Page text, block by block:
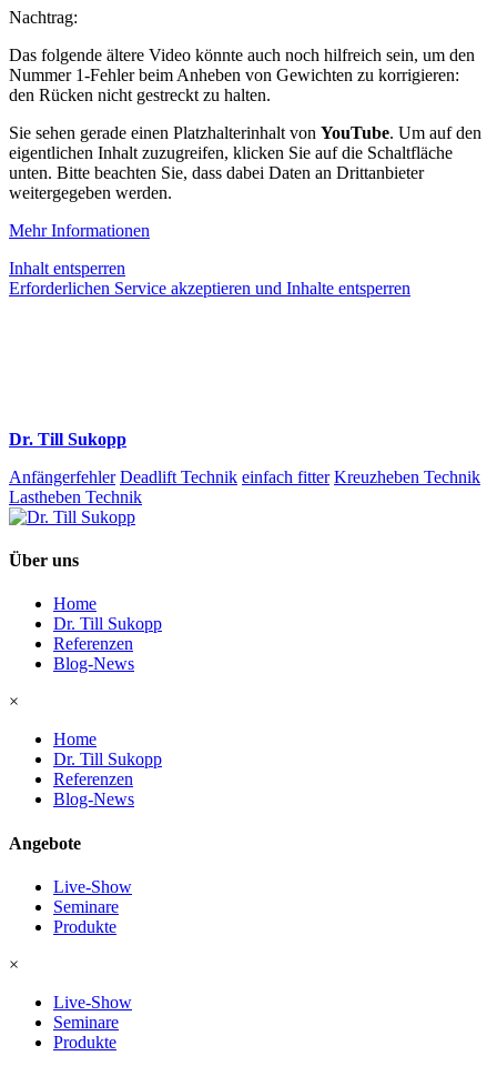
Nachtrag:
Das folgende ältere Video könnte auch noch hilfreich sein, um den
Nummer 1-Fehler beim Anheben von Gewichten zu korrigieren:
den Rücken nicht gestreckt zu halten.
Sie sehen gerade einen Platzhalterinhalt von YouTube. Um auf den
eigentlichen Inhalt zuzugreifen, klicken Sie auf die Schaltfläche
unten. Bitte beachten Sie, dass dabei Daten an Drittanbieter
weitergegeben werden.
Mehr Informationen
Inhalt entsperren
Erforderlichen Service akzeptieren und Inhalte entsperren
Dr. Till Sukopp
Anfängerfehler Deadlift Technik einfach fitter Kreuzheben Technik
Lastheben Technik
Über uns
Home
Dr. Till Sukopp
Referenzen
Blog-News
×
Home
Dr. Till Sukopp
Referenzen
Blog-News
Angebote
Live-Show
Seminare
Produkte
×
Live-Show
Seminare
Produkte